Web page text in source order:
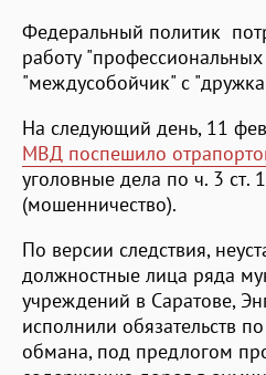
Федеральный политик
работу
"междусобойчик" с
На следующий день, 11
МВД поспешило
уголовные дела по ч. 3 ст.
(мошенничество).
По версии следствия,
должностные лица ряда
учреждений в Саратове,
исполнили обязательств
обмана, под предлогом